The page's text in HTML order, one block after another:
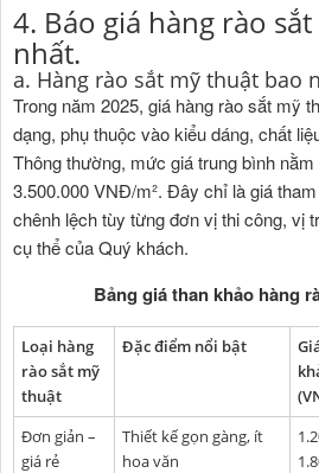
4. Báo giá hàng rào
nhất.
a. Hàng rào sắt mỹ thuật bao
Trong năm 2025, giá hàng rào sắt mỹ
dạng, phụ thuộc vào kiểu dáng, chất
Thông thường, mức giá trung bình
3.500.000 VNĐ/m². Đây chỉ là giá
chênh lệch tùy từng đơn vị thi công, vị
cụ thể của Quý khách.
Bảng giá than khảo hàng
Loại hàng
rào sắt mỹ
thuật
Đặc điểm nổi bật
Đơn giản –
giá rẻ
Thiết kế gọn gàng, ít
hoa văn